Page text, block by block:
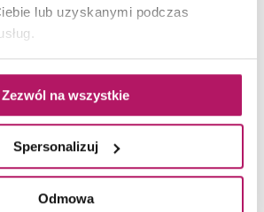
lub uzyskanymi podczas
Zezwól na wszystkie
Spersonalizuj
Odmowa